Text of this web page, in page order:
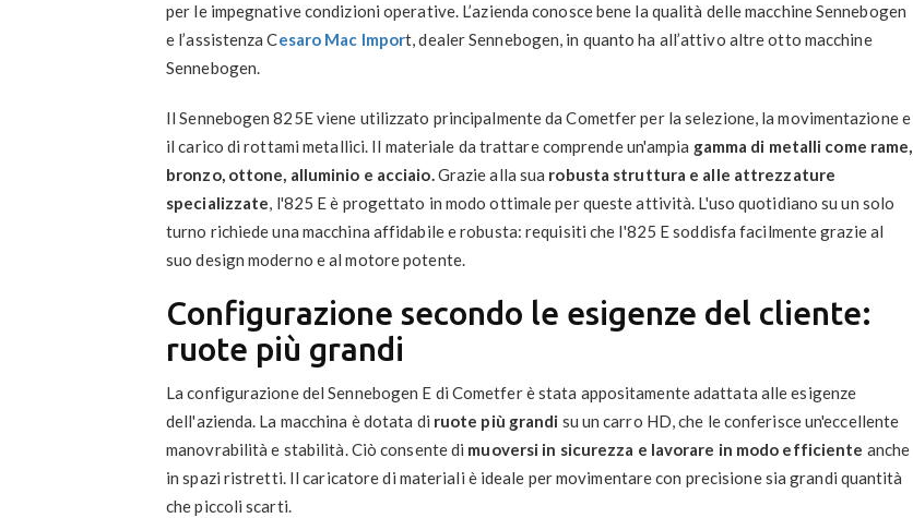
per le impegnative condizioni operative. L’azienda conosce bene la qualità delle macchine Sennebogen
e l’assistenza Cesaro Mac Import, dealer Sennebogen, in quanto ha all’attivo altre otto macchine
Sennebogen.
Il Sennebogen 825E viene utilizzato principalmente da Cometfer per la selezione, la movimentazione e
il carico di rottami metallici. Il materiale da trattare comprende un'ampia gamma di metalli come rame,
bronzo, ottone, alluminio e acciaio.Grazie alla sua robusta struttura e alle attrezzature
specializzate, l'825 E è progettato in modo ottimale per queste attività. L'uso quotidiano su un solo
turno richiede una macchina affidabile e robusta: requisiti che l'825 E soddisfa facilmente grazie al
suo design moderno e al motore potente.
Configurazione secondo le esigenze del cliente:
ruote più grandi
La configurazione del Sennebogen E di Cometfer è stata appositamente adattata alle esigenze
dell'azienda. La macchina è dotata di ruote più grandi su un carro HD, che le conferisce un'eccellente
manovrabilità e stabilità. Ciò consente di muoversi in sicurezza e lavorare in modo efficiente anche
in spazi ristretti. Il caricatore di materiali è ideale per movimentare con precisione sia grandi quantità
che piccoli scarti.